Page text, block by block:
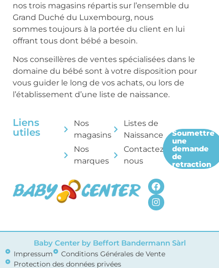
nos trois magasins répartis sur l’ensemble du
Grand Duché du Luxembourg, nous
sommes toujours à la portée du client en lui
offrant tous dont bébé a besoin.
Nos conseillères de ventes spécialisées dans le
domaine du bébé sont à votre disposition pour
vous guider le long de vos achats, ou lors de
l’établissement d’une liste de naissance.
Liens
utiles
Nos
magasins
Nos
marques
Listes de
Naissance
Contactez-
nous
Soumettre
une
demande
de
retraction
Baby Center by Beffort Bandermann Sàrl
Impressum
Conditions Générales de Vente
Protection des données privées